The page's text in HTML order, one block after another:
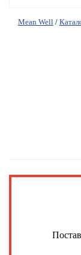
Mean Well /